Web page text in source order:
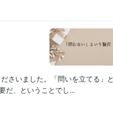
さいました。「問いを立てる」と
だ、ということでし...